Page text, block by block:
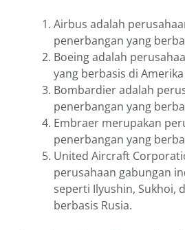
Airbus adalah
penerbangan yang
Boeing adalah
yang berbasis di
Bombardier adalah
penerbangan yang
Embraer merupakan
penerbangan yang
United Aircraft
perusahaan gabungan
seperti Ilyushin, Sukhoi,
berbasis Rusia.